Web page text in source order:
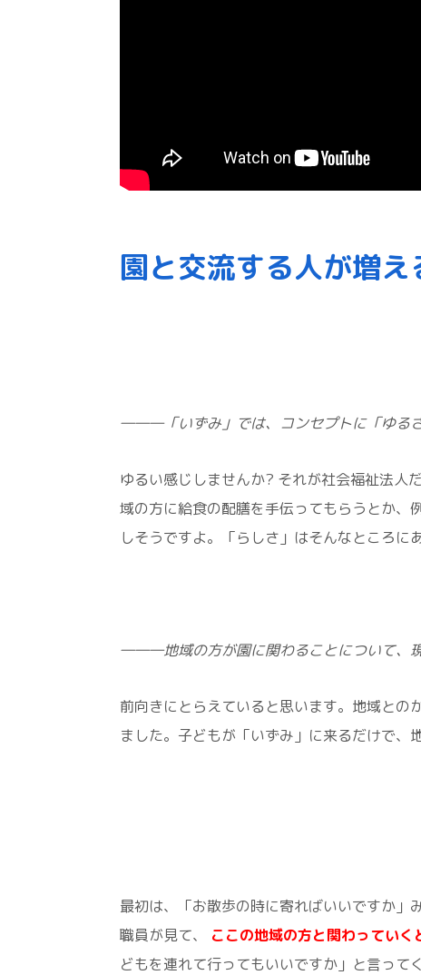
園と交流する人が増
―――「いずみ」では、コンセプトに「ゆるさ
ゆるい感じしませんか? それが社会福祉法人
域の方に給食の配膳を手伝ってもらうとか、
しそうですよ。「らしさ」はそんなところに
―――地域の方が園に関わることについて、
前向きにとらえていると思います。地域との
ました。子どもが「いずみ」に来るだけで、
最初は、「お散歩の時に寄ればいいですか」
職員が見て、 ここの地域の方と関わっていく
どもを連れて行ってもいいですか」と言っ